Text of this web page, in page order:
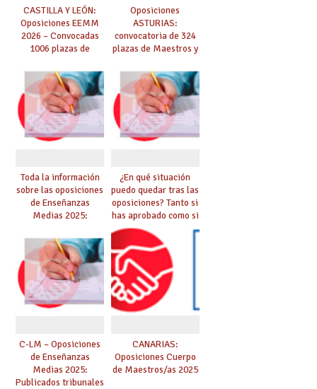
CASTILLA Y LEÓN:
Oposiciones EEMM
2026 – Convocadas
1006 plazas de
Conservatorios
(solicitudes del 15 de
enero al 4 de febrero)
Oposiciones
ASTURIAS:
convocatoria de 324
plazas de Maestros y
Catedráticos de
Música y Artes
Escénicas
Toda la información
sobre las oposiciones
de Enseñanzas
Medias 2025:
DEFINITIVO DE
ASPIRANTES
SELECCIONADOS
¿En qué situación
puedo quedar tras las
oposiciones? Tanto si
has aprobado como si
te quedas en bolsa,
te lo explicamos todo
aquí
C-LM – Oposiciones
de Enseñanzas
Medias 2025:
Publicados tribunales
CANARIAS:
Oposiciones Cuerpo
de Maestros/as 2025